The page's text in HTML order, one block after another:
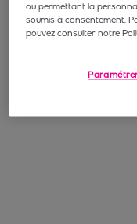
ou permettant la
soumis à consentement.
pouvez consulter notre